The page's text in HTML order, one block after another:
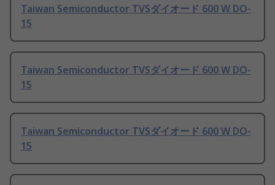
Taiwan Semiconductor TVSダイオード 600 W DO-
15
Taiwan Semiconductor TVSダイオード 600 W DO-
15
Taiwan Semiconductor TVSダイオード 600 W DO-
15